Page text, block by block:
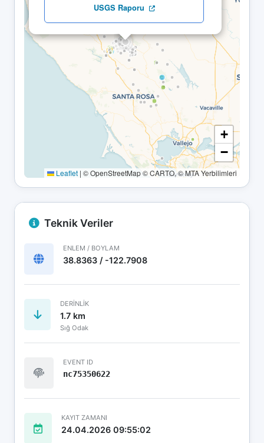
USGS Raporu
+
−
Leaflet | © OpenStreetMap © CARTO, © MTA Yerbilimleri
Teknik Veriler
ENLEM / BOYLAM
38.8363 / -122.7908
DERINLIK
1.7 km
Sığ Odak
EVENT ID
nc75350622
KAYIT ZAMANI
24.04.2026 09:55:02